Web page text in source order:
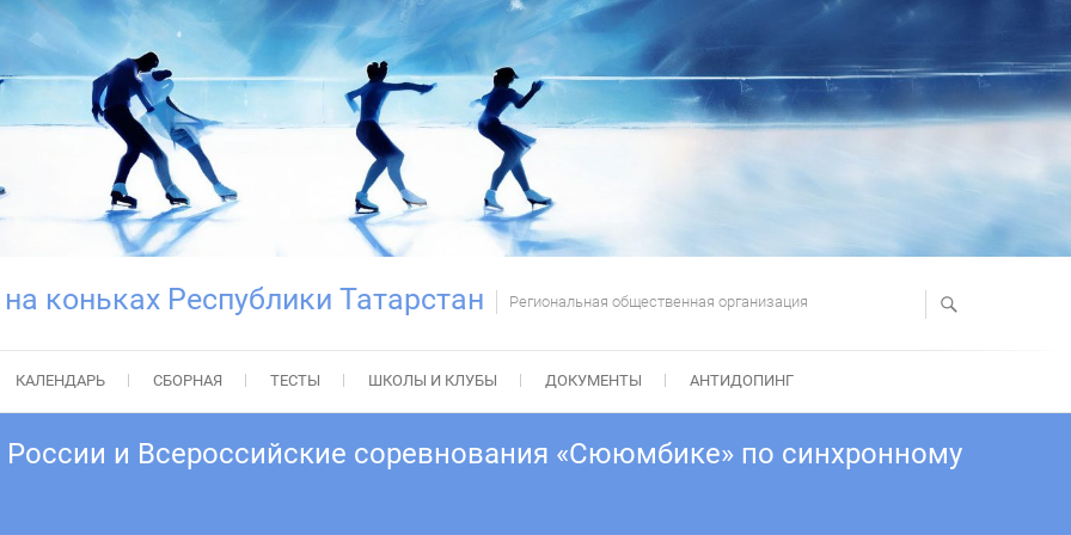
коньках Республики Татарстан Региональная общественная организация
КАЛЕНДАРЬ СБОРНАЯ ТЕСТЫ ШКОЛЫ И КЛУБЫ ДОКУМЕНТЫ АНТИДОПИНГ
России и Всероссийские соревнования «Сююмбике» по синхронному